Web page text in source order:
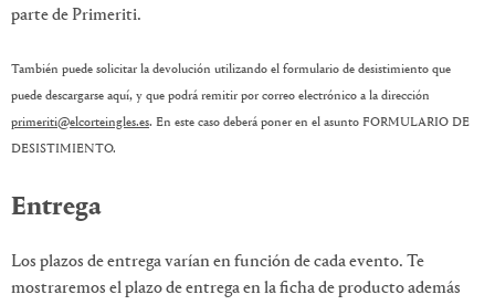
parte de Primeriti.
También puede solicitar la devolución utilizando el formulario de desistimiento que
puede descargarse aquí, y que podrá remitir por correo electrónico a la dirección
primeriti@elcorteingles.es. En este caso deberá poner en el asunto FORMULARIO DE
DESISTIMIENTO.
Entrega
Los plazos de entrega varían en función de cada evento. Te
mostraremos el plazo de entrega en la ficha de producto además